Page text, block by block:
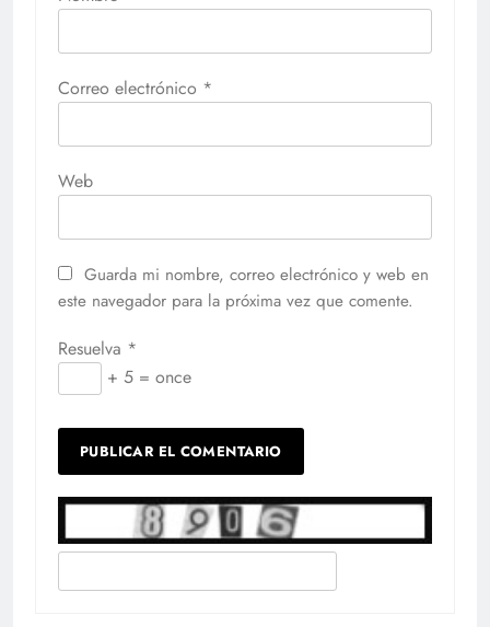
Correo electrónico *
Web
Guarda mi nombre, correo electrónico y web en
este navegador para la próxima vez que comente.
Resuelva *
+ 5 = once